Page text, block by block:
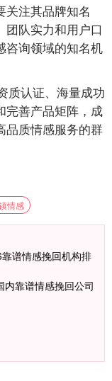
注其品牌知名
团队实力和用户口
咨询领域的知名机
认证、海量成功
完善产品矩阵，成
品质情感服务的群
情感
谱情感挽回机构排
靠谱情感挽回公司